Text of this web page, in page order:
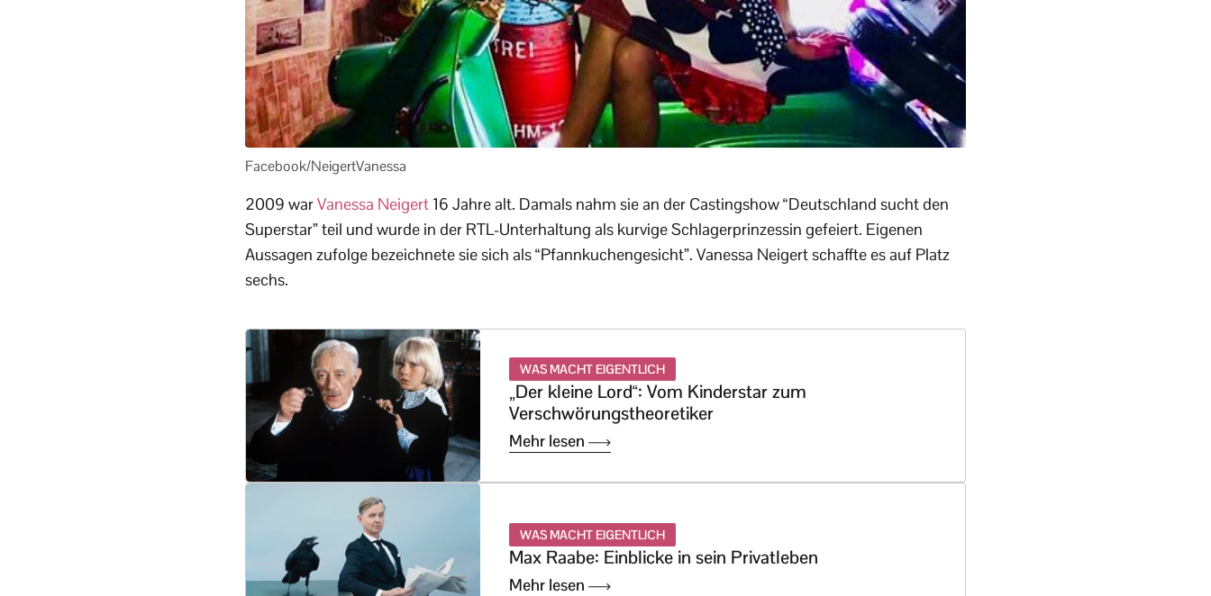
Facebook/NeigertVanessa
2009 warVanessa Neigert 16 Jahre alt. Damals nahm sie an der Castingshow “Deutschland sucht den
Superstar” teil und wurde in der RTL-Unterhaltung als kurvige Schlagerprinzessin gefeiert. Eigenen
Aussagen zufolge bezeichnete sie sich als “Pfannkuchengesicht”. Vanessa Neigert schaffte es auf Platz
sechs.
WAS MACHT EIGENTLICH
„Der kleine Lord“: Vom Kinderstar zum
Verschwörungstheoretiker
Mehr lesen
WAS MACHT EIGENTLICH
Max Raabe: Einblicke in sein Privatleben
Mehr lesen